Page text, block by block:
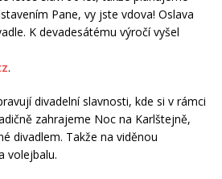
Pane, vy jste vdova! Oslava
K devadesátému výročí vyšel
.
divadelní slavnosti, kde si v rámci
zahrajeme Noc na Karlštejně,
divadlem. Takže na viděnou
volejbalu.